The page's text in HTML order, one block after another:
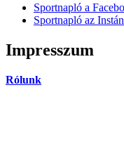
Sportnapló a
Sportnapló az Instán
Impresszum
Rólunk